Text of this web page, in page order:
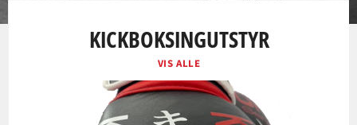
KICKBOKSINGUTSTYR
VIS ALLE